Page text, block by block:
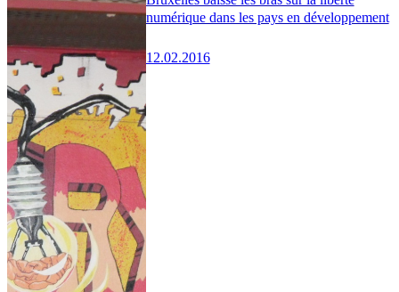
numérique dans les pays en développement
12.02.2016